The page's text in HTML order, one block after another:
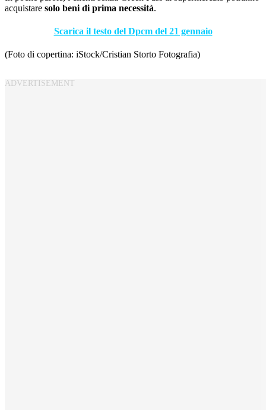
acquistare solo beni di prima necessità.
Scarica il testo del Dpcm del 21 gennaio
(Foto di copertina: iStock/Cristian Storto Fotografia)